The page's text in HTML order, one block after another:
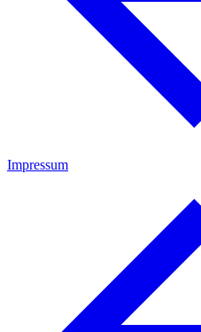
Impressum